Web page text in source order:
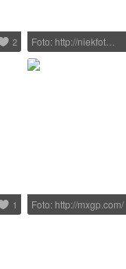
2 Foto: http://niekfot…
1 Foto: http://mxgp.com/